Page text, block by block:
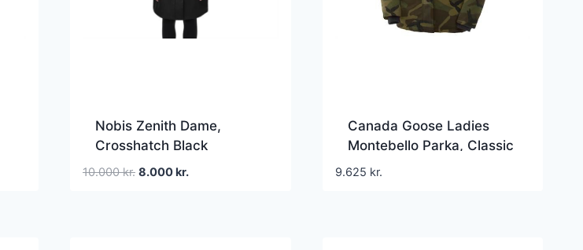
Nobis Zenith Dame,
Crosshatch Black
10.000kr. Den
8.000kr.Den
Canada Goose Ladies
Montebello Parka, Classic
Camo
9.625 kr.